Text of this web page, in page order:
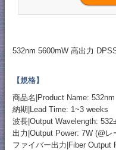
532nm 5600mW 高出力
【規格】
商品名|Product Name:
納期|Lead Time: 1~3 weeks
波長|Output Wavelength:
出力|Output Power: 7W (@レ
ファイバー出力|Fiber Output